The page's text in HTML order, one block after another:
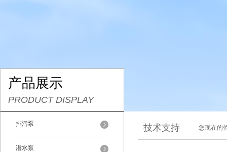
产品展示
PRODUCT DISPLAY
排污泵
潜水泵
技术支持 您现在的